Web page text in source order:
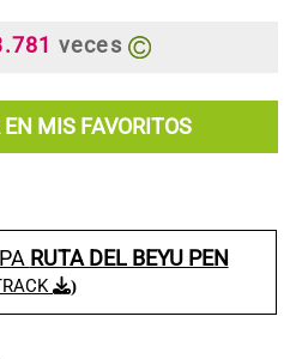
veces
MIS FAVORITOS
RUTA DEL BEYU PEN
)